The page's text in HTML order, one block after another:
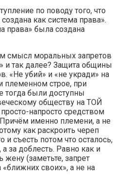
по поводу того, что
как система права».
права» была создана
смысл моральных запретов
и так далее? Защита общины
«Не убий» и «не укради» на
племенном строе, при
тогда были доступны
обществу на ТОЙ
напросто средством
именно племени, а не
как раскроить череп
и съесть потом что осталось,
а за доблесть. Равно как и
жену (заметьте, запрет
«ближних своих», а не на